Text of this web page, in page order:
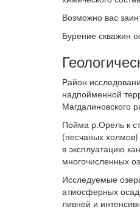
Возможно вас
Бурение скважин
Район
надпойменной
Магдалиновского
Пойма р.Орель к
(песчаных
в эксплуатацию
многочисленных
Исследуемые
атмосферных
ливней и